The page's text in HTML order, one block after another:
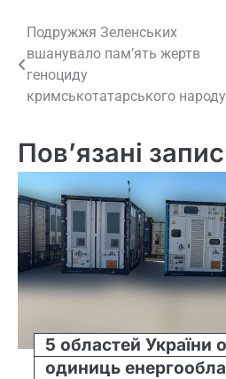
Навігація
записів
Подружжя Зеленських
вшанувало пам’ять жертв
геноциду
кримськотатарського народу
Пов’язані
5 областей України
одиниць